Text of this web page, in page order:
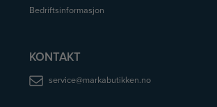
Bedriftsinformasjon
KONTAKT
service@markabutikken.no